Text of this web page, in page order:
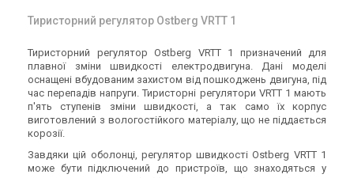
Тиристорний регулятор Ostberg VRTT 1
Тиристорний регулятор Ostberg VRTT 1 призначений для
плавної зміни швидкості електродвигуна. Дані моделі
оснащені вбудованим захистом від пошкоджень двигуна, під
час перепадів напруги. Тиристорні регулятори VRTT 1 мають
п'ять ступенів зміни швидкості, а так само їх корпус
виготовлений з вологостійкого матеріалу, що не піддається
корозії.
Завдяки цій оболонці, регулятор швидкості Ostberg VRTT 1
може бути підключений до пристроїв, що знаходяться у